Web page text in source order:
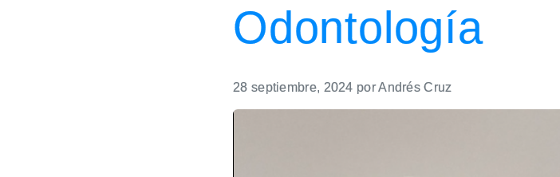
Odontología
28 septiembre, 2024 porAndrés Cruz